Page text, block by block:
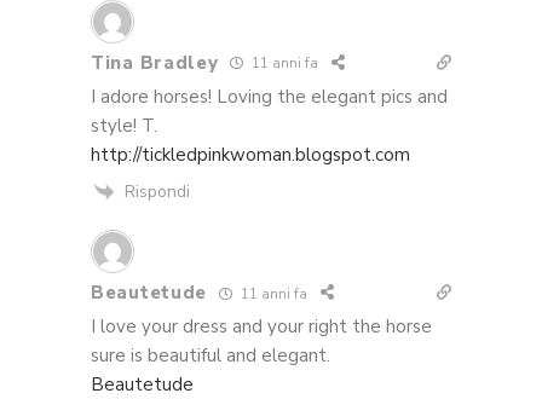
Tina Bradley 11 anni fa
I adore horses! Loving the elegant pics and
style! T.
http://tickledpinkwoman.blogspot.com
Rispondi
Beautetude 11 anni fa
I love your dress and your right the horse
sure is beautiful and elegant.
Beautetude